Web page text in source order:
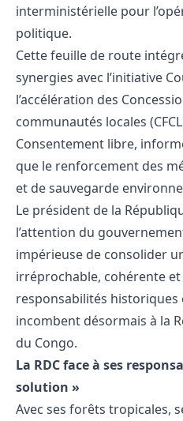
interministérielle pour
politique.
Cette feuille de route
synergies avec l’initiative
l’accélération des
communautés locales
Consentement libre,
que le renforcement des
et de sauvegarde
Le président de la
l’attention du
impérieuse de consolider
irréprochable, cohérente
responsabilités
incombent désormais à la
du Congo.
La RDC face à ses
solution »
Avec ses forêts tropicales,